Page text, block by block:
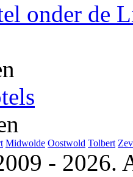
onder de
Midwolde Oostwold Tolbert
- 2026.